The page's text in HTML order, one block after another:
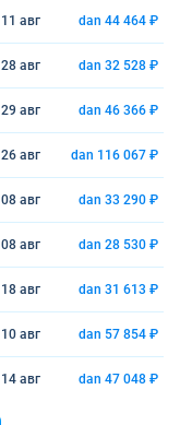
11 авг dan 44 464 ₽
28 авг dan 32 528 ₽
29 авг dan 46 366 ₽
26 авг dan 116 067 ₽
08 авг dan 33 290 ₽
08 авг dan 28 530 ₽
18 авг dan 31 613 ₽
10 авг dan 57 854 ₽
14 авг dan 47 048 ₽